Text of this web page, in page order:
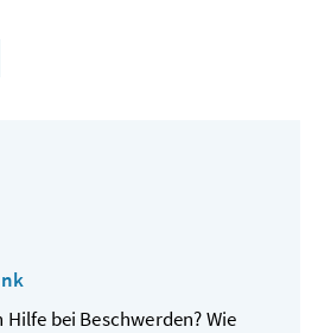
bei Beschwerden? Wie